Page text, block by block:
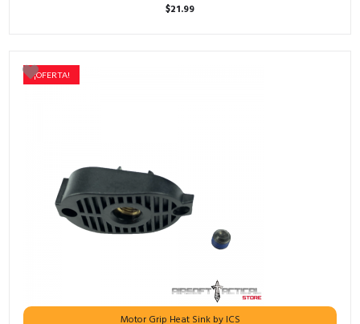
$21.99
¡OFERTA!
Motor Grip Heat Sink by ICS